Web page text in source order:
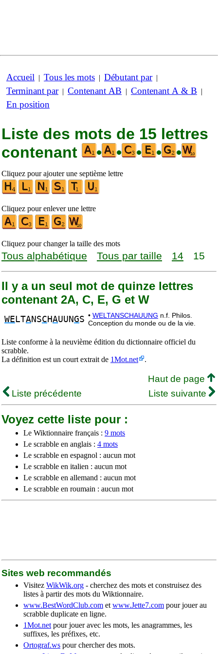
Accueil | Tous les mots | Débutant par|
Terminant par| Contenant AB | Contenant A & B |
En position
Liste des mots de 15 lettres
contenant
• • • • •
Cliquez pour ajouter une septième lettre
Cliquez pour enlever une lettre
Cliquez pour changer la taille des mots
Tous alphabétique Tous par taille 14 15
Il y a un seul mot de quinze lettres
contenant 2A, C, E, G et W
WE LTANSC HAUUNGS • WELTANSCHAUUNG n.f. Philos.
Conception du monde ou de la vie.
Liste conforme à la neuvième édition du dictionnaire officiel du
scrabble.
La définition est un court extrait de 1Mot.net .
Haut de page
Liste précédente
Liste suivante
Voyez cette liste pour :
Le Wiktionnaire français : 9 mots
Le scrabble en anglais : 4 mots
Le scrabble en espagnol : aucun mot
Le scrabble en italien : aucun mot
Le scrabble en allemand : aucun mot
Le scrabble en roumain : aucun mot
Sites web recommandés
Visitez WikWik.org - cherchez des mots et construisez des
listes à partir des mots du Wiktionnaire.
www.BestWordClub.com et www.Jette7.com pour jouer au
scrabble duplicate en ligne.
1Mot.net pour jouer avec les mots, les anagrammes, les
suffixes, les préfixes, etc.
Ortograf.ws pour chercher des mots.